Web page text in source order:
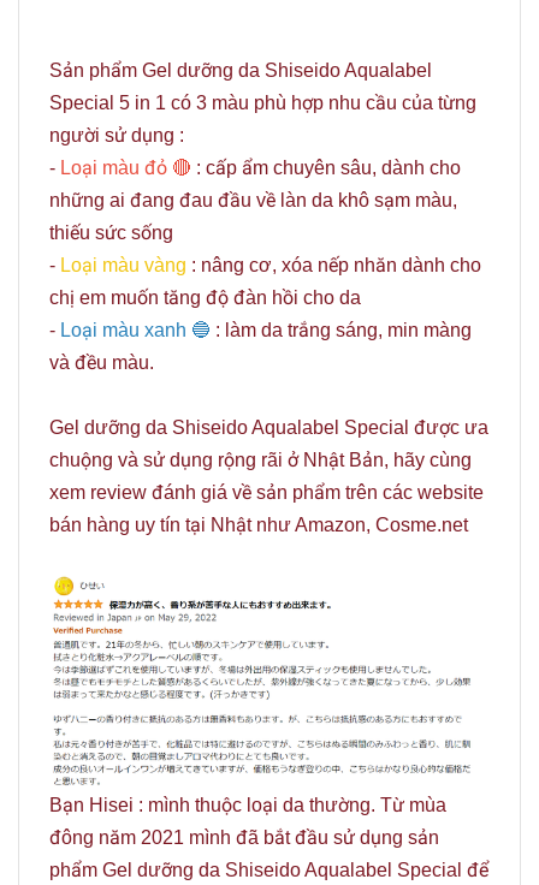
Sản phẩm Gel dưỡng da Shiseido Aqualabel
Special 5 in 1 có 3 màu phù hợp nhu cầu của từng
người sử dụng :
- Loại màu đỏ 🔴 : cấp ẩm chuyên sâu, dành cho
những ai đang đau đầu về làn da khô sạm màu,
thiếu sức sống
- Loại màu vàng : nâng cơ, xóa nếp nhăn dành cho
chị em muốn tăng độ đàn hồi cho da
- Loại màu xanh 🔵 : làm da trắng sáng, min màng
và đều màu.
Gel dưỡng da Shiseido Aqualabel Special được ưa
chuộng và sử dụng rộng rãi ở Nhật Bản, hãy cùng
xem review đánh giá về sản phẩm trên các website
bán hàng uy tín tại Nhật như Amazon, Cosme.net
Bạn Hisei : mình thuộc loại da thường. Từ mùa
đông năm 2021 mình đã bắt đầu sử dụng sản
phẩm Gel dưỡng da Shiseido Aqualabel Special để